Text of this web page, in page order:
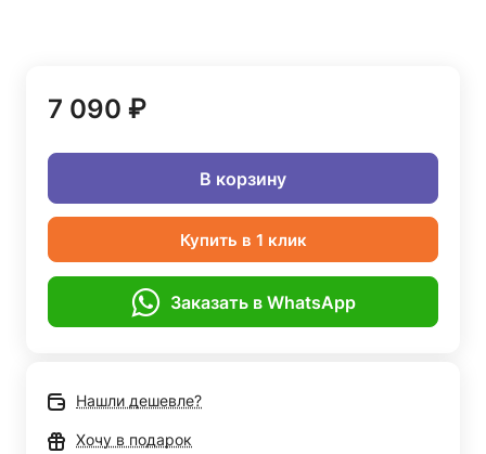
7 090 ₽
В корзину
Купить в 1 клик
Заказать в WhatsApp
Нашли дешевле?
Хочу в подарок